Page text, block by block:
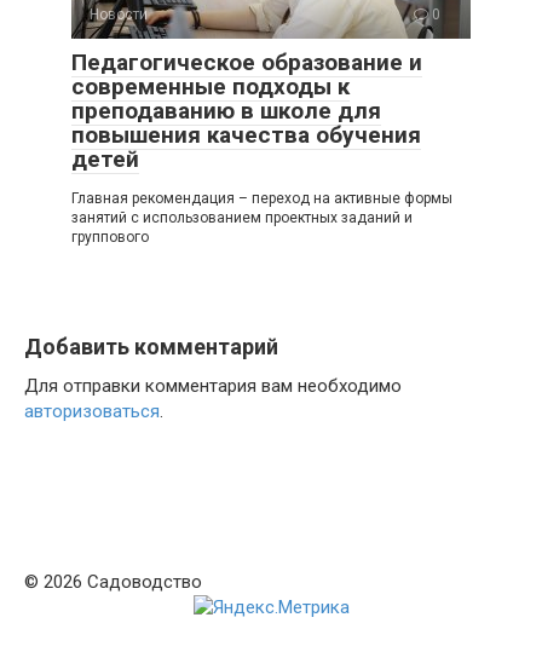
Новости 0
Педагогическое образование и
современные подходы к
преподаванию в школе для
повышения качества обучения
детей
Главная рекомендация – переход на активные формы
занятий с использованием проектных заданий и
группового
Добавить комментарий
Для отправки комментария вам необходимо
авторизоваться.
© 2026 Садоводство